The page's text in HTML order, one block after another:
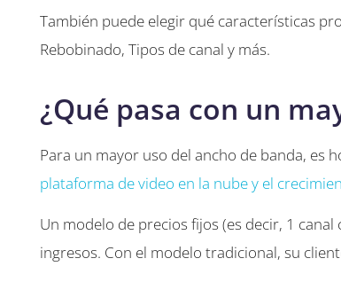
También puede elegir qué características
Rebobinado, Tipos de canal y más.
¿Qué pasa con un
Para un mayor uso del ancho de banda, es
plataforma de video en la nube y el
Un modelo de precios fijos (es decir, 1
ingresos. Con el modelo tradicional, su